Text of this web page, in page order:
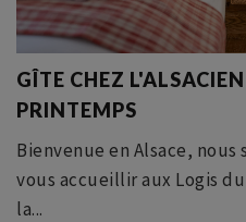
GÎTE CHEZ
PRINTEMPS
Bienvenue en Alsace,
vous accueillir aux Logis
la...